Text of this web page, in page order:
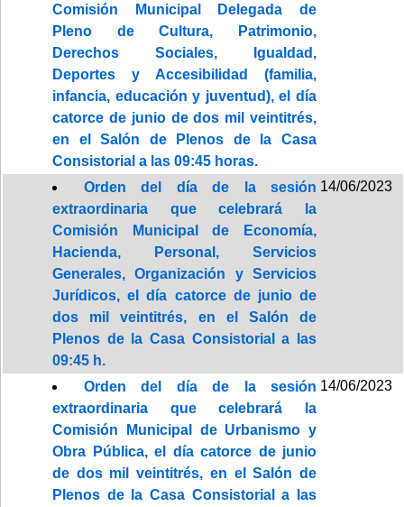
Comisión Municipal Delegada de
Pleno de Cultura, Patrimonio,
Derechos Sociales, Igualdad,
Deportes y Accesibilidad (familia,
infancia, educación y juventud), el día
catorce de junio de dos mil veintitrés,
en el Salón de Plenos de la Casa
Consistorial a las 09:45 horas.
Orden del día de la sesión
extraordinaria que celebrará la
Comisión Municipal de Economía,
Hacienda, Personal, Servicios
Generales, Organización y Servicios
Jurídicos, el día catorce de junio de
dos mil veintitrés, en el Salón de
Plenos de la Casa Consistorial a las
09:45 h.
14/06/2023
Orden del día de la sesión
extraordinaria que celebrará la
Comisión Municipal de Urbanismo y
Obra Pública, el día catorce de junio
de dos mil veintitrés, en el Salón de
Plenos de la Casa Consistorial a las
14/06/2023